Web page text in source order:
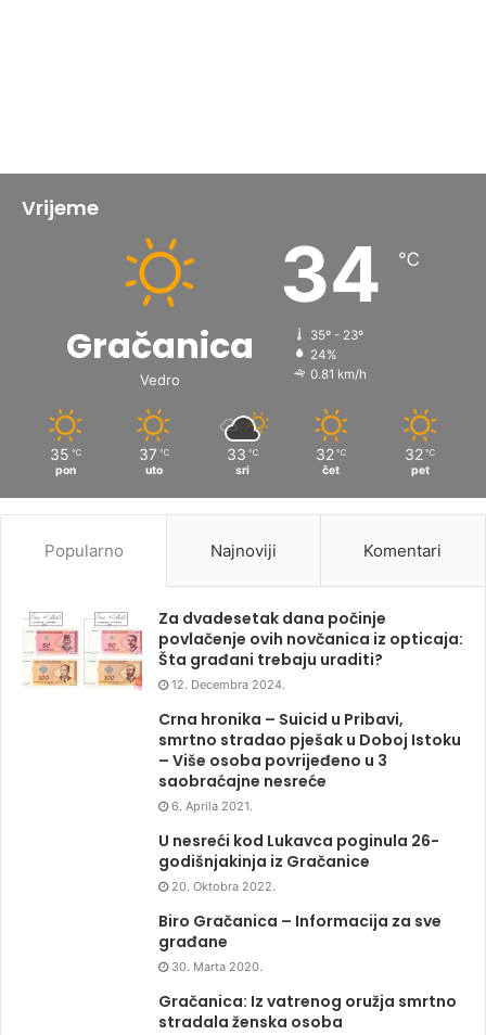
Vrijeme
Gračanica
Vedro
34 ℃
35º - 23º
24%
0.81 km/h
35 ℃
pon
37 ℃
uto
33 ℃
sri
32 ℃
čet
32 ℃
pet
Popularno Najnoviji Komentari
Za dvadesetak dana počinje
povlačenje ovih novčanica iz opticaja:
Šta građani trebaju uraditi?
12. Decembra 2024.
Crna hronika – Suicid u Pribavi,
smrtno stradao pješak u Doboj Istoku
– Više osoba povrijeđeno u 3
saobraćajne nesreće
6. Aprila 2021.
U nesreći kod Lukavca poginula 26-
godišnjakinja iz Gračanice
20. Oktobra 2022.
Biro Gračanica – Informacija za sve
građane
30. Marta 2020.
Gračanica: Iz vatrenog oružja smrtno
stradala ženska osoba